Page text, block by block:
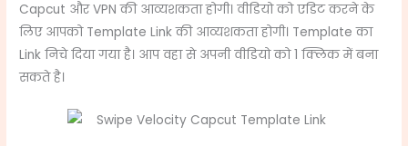
Capcut और VPN की आव्यशकता होगी। वीडियो को एडिट करने के
लिए आपको Template Link की आव्यशकता होगी। Template का
Link निचे दिया गया है। आप वहा से अपनी वीडियो को 1 क्लिक में बना
सकते है।